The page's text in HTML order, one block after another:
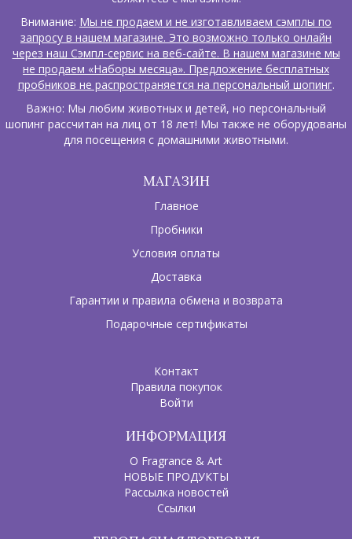
Внимание: Мы не продаем и не изготавливаем сэмплы по
запросу в нашем магазине. Это возможно только онлайн
через наш Сэмпл-сервис на веб-сайте. В нашем магазине мы
не продаем «Наборы месяца». Предложение бесплатных
пробников не распространяется на персональный шопинг.
Важно: Мы любим животных и детей, но персональный
шопинг рассчитан на лиц от 18 лет! Мы также не оборудованы
для посещения с домашними животными.
МАГАЗИН
Главное
Пробники
Условия оплаты
Доставка
Гарантии и правила обмена и возврата
Подарочные сертификаты
Контакт
Правила покупок
Войти
ИНФОРМАЦИЯ
О Fragrance & Art
НОВЫЕ ПРОДУКТЫ
Рассылка новостей
Ссылки